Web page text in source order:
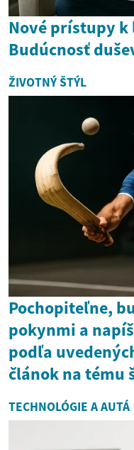
Nové prístupy k
Budúcnosť
ŽIVOTNÝ ŠTÝL
Pochopiteľne,
pokynmi a
podľa
článok na tému
TECHNOLÓGIE A AUTÁ